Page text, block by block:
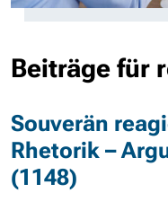
Beiträge für
Souverän
Rhetorik –
(1148)